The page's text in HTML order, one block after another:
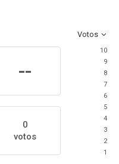
Votos
--
0
votos
10
9
8
7
6
5
4
3
2
1